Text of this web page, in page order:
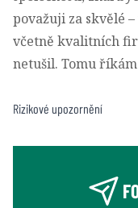
považuji za skvělé
včetně kvalitních
netušil. Tomu
Rizikové upozornění